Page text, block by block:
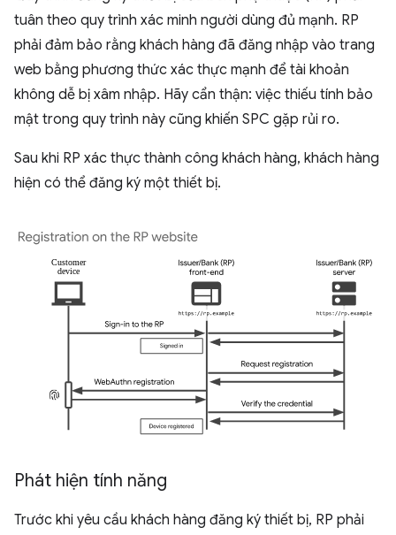
tuân theo quy trình xác minh người dùng đủ mạnh. RP
phải đảm bảo rằng khách hàng đã đăng nhập vào trang
web bằng phương thức xác thực mạnh để tài khoản
không dễ bị xâm nhập. Hãy cẩn thận: việc thiếu tính bảo
mật trong quy trình này cũng khiến SPC gặp rủi ro.
Sau khi RP xác thực thành công khách hàng, khách hàng
hiện có thể đăng ký một thiết bị.
Phát hiện tính năng
Trước khi yêu cầu khách hàng đăng ký thiết bị, RP phải